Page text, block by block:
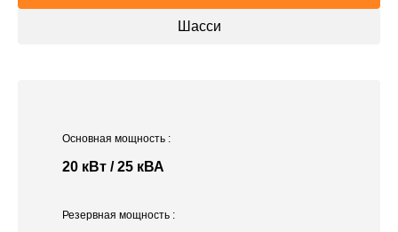
Шасси
Основная мощность :
20 кВт / 25 кВА
Резервная мощность :